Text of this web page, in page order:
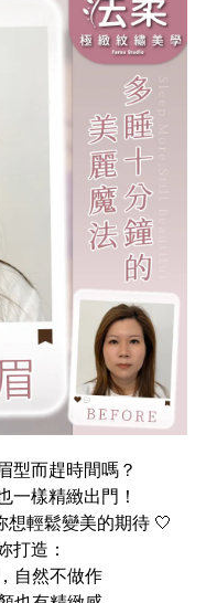
型而趕時間嗎？
一樣精緻出門！
想輕鬆變美的期待 🤍
打造：
自然不做作